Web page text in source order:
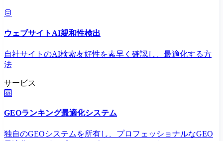
ウェブサイトAI親和性検出
自社サイトのAI検索友好性を素早く確認し、最適化する方
法
サービス
GEOランキング最適化システム
独自のGEOシステムを所有し、プロフェッショナルなGEO